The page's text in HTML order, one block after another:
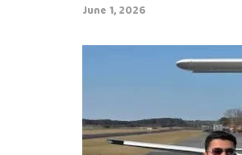
June 1, 2026